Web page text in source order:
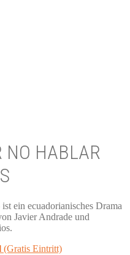
NO HABLAR
ein ecuadorianisches Drama
Javier Andrade und
(Gratis Eintritt)